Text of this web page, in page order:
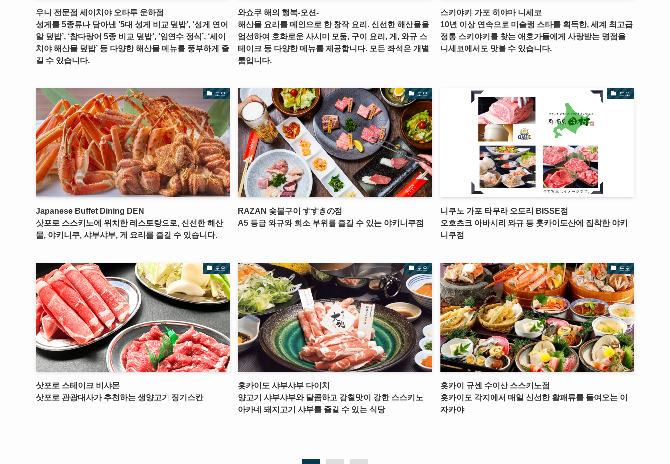
우니 전문점 세이치야 오타루 운하점
성게를 5종류나 담아낸 ‘5대 성게 비교 덮밥’, ‘성게 연어
알 덮밥’, ‘참다랑어 5종 비교 덮밥’, ‘임연수 정식’, ‘세이
치야 해산물 덮밥’ 등 다양한 해산물 메뉴를 풍부하게 즐
길 수 있습니다.
와쇼쿠 해의 행복-오션-
해산물 요리를 메인으로 한 창작 요리. 신선한 해산물을
엄선하여 호화로운 사시미 모둠, 구이 요리, 게, 와규 스
테이크 등 다양한 메뉴를 제공합니다. 모든 좌석은 개별
룸입니다.
스키야키 가포 히야마 니세코
10년 이상 연속으로 미슐랭 스타를 획득한, 세계 최고급
정통 스키야키를 찾는 애호가들에게 사랑받는 명점을
니세코에서도 맛볼 수 있습니다.
도오
Japanese Buffet Dining DEN
삿포로 스스키노에 위치한 레스토랑으로, 신선한 해산
물, 야키니쿠, 샤부샤부, 게 요리를 즐길 수 있습니다.
도오
RAZAN 숯불구이 すすきの점
A5 등급 와규와 희소 부위를 즐길 수 있는 야키니쿠점
도오
니쿠노 가포 타무라 오도리 BISSE점
오호츠크 아바시리 와규 등 홋카이도산에 집착한 야키
니쿠점
도오
삿포로 스테이크 비샤몬
삿포로 관광대사가 추천하는 생양고기 징기스칸
도오
홋카이도 샤부샤부 다이치
양고기 샤부샤부와 달콤하고 감칠맛이 강한 스스키노
아카네 돼지고기 샤부를 즐길 수 있는 식당
도오
홋카이 규센 수이산 스스키노점
홋카이도 각지에서 매일 신선한 활패류를 들여오는 이
자카야